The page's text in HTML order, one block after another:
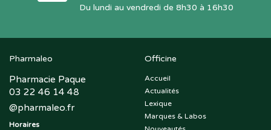
Du lundi au vendredi de 8h30 à 16h30
Pharmaleo
Pharmacie Paque
03 22 46 14 48
@pharmaleo.fr
Horaires
Officine
Accueil
Actualités
Lexique
Marques & Labos